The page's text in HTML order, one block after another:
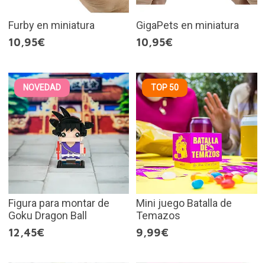
Furby en miniatura
10,95€
GigaPets en miniatura
10,95€
NOVEDAD
Figura para montar de
Goku Dragon Ball
12,45€
TOP 50
Mini juego Batalla de
Temazos
9,99€